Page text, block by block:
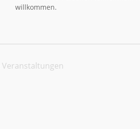
willkommen.
Veranstaltungen